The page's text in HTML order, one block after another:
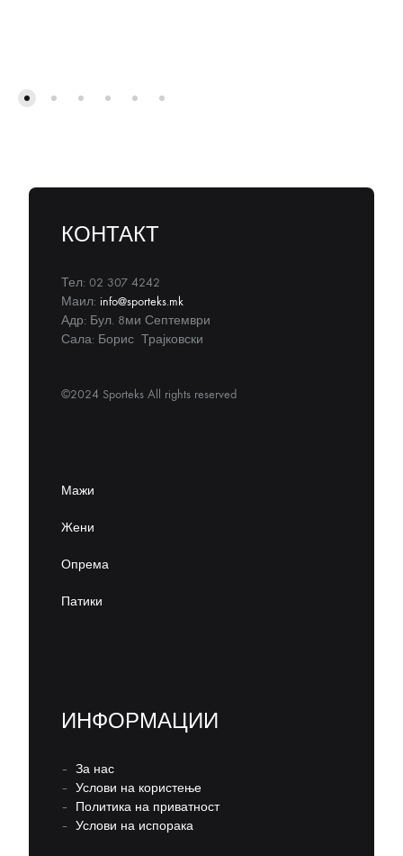
КОНТАКТ
Тел: 02 307 4242
Маил: info@sporteks.mk
Адр: Бул. 8ми Септември
Сала: Борис Трајковски
©2024 Sporteks All rights reserved
Мажи
Жени
Опрема
Патики
ИНФОРМАЦИИ
– За нас
– Услови на користење
– Политика на приватност
– Услови на испорака